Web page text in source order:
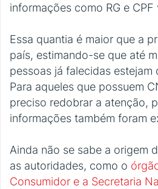
informações como RG e
Essa quantia é maior que a
país, estimando-se que até
pessoas já falecidas estejam
Para aqueles que possuem
preciso redobrar a atenção,
informações também foram
Ainda não se sabe a origem
as autoridades, como o
Consumidor e a Secretaria